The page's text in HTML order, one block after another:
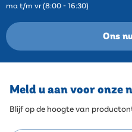
ma t/m vr (8:00 - 16:30)
Ons
Meld u aan voor onze
Blijf op de hoogte van